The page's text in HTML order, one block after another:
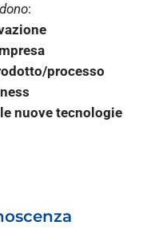
:
processo
nuove tecnologie